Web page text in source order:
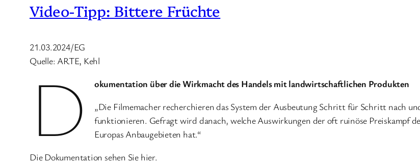
Video-Tipp: Bittere Früchte
21.03.2024/EG
Quelle: ARTE, Kehl
D
okumentation über die Wirkmacht des Handels mit landwirtschaftlichen Produkten
„Die Filmemacher recherchieren das System der Ausbeutung Schritt für Schritt nach
funktionieren. Gefragt wird danach, welche Auswirkungen der oft ruinöse Preiskampf
Europas Anbaugebieten hat.“
Die Dokumentation sehen Sie hier.